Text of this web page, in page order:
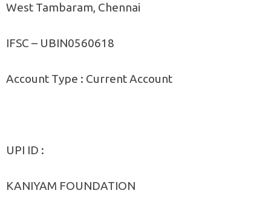
West Tambaram, Chennai
IFSC – UBIN0560618
Account Type : Current Account
UPI ID :
KANIYAM FOUNDATION